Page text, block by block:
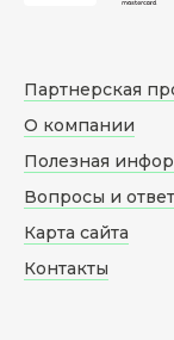
Партнерская
О компании
Полезная
Вопросы и
Карта сайта
Контакты